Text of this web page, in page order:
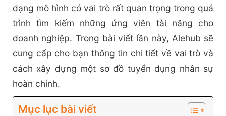
dạng mô hình có vai trò rất quan trọng trong quá
trình tìm kiếm những ứng viên tài năng cho
doanh nghiệp. Trong bài viết lần này, Alehub sẽ
cung cấp cho bạn thông tin chi tiết về vai trò và
cách xây dựng một sơ đồ tuyển dụng nhân sự
hoàn chỉnh.
Mục lục bài viết